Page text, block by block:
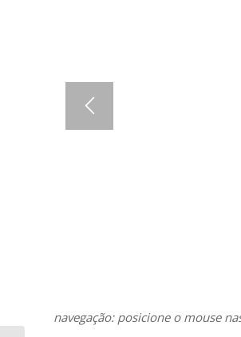
navegação: posicione o mouse